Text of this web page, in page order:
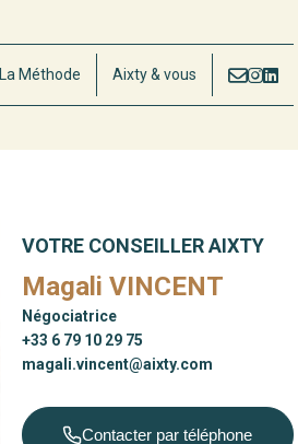
La Méthode Aixty & vous
VOTRE CONSEILLER AIXTY
Magali VINCENT
Négociatrice
+33 6 79 10 29 75
magali.vincent@aixty.com
Contacter par téléphone